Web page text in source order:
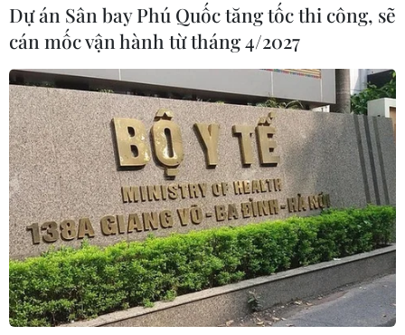
Dự án Sân bay Phú Quốc tăng tốc thi công, sẽ
cán mốc vận hành từ tháng 4/2027